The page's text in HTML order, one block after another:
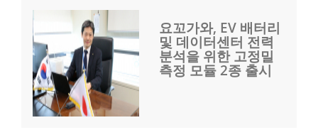
요꼬가와, EV 배터리
및 데이터센터 전력
분석을 위한 고정밀
측정 모듈 2종 출시